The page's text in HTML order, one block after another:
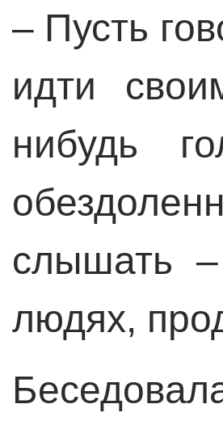
– Пусть
идти
нибудь
слышать
людях,